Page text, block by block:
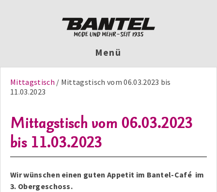
Menü
Mittagstisch
Mittagstisch vom 06.03.2023 bis
11.03.2023
Mittagstisch vom 06.03.2023
bis 11.03.2023
Wir wünschen einen guten Appetit im Bantel-Café im
3. Obergeschoss.